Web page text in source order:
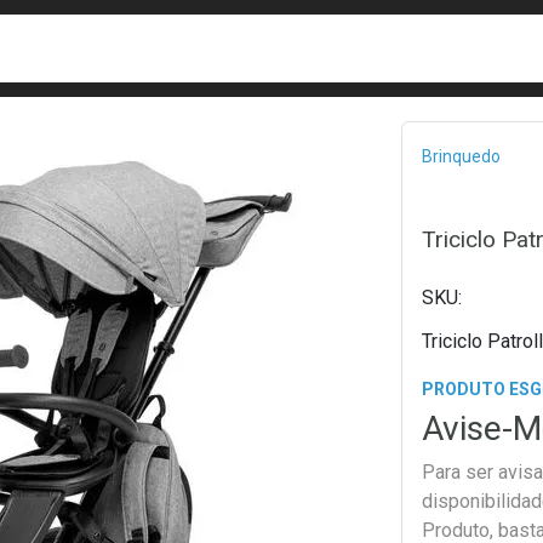
Brinquedo
Triciclo
Triciclo
PRODUTO
Avise-
Para ser
Produto,